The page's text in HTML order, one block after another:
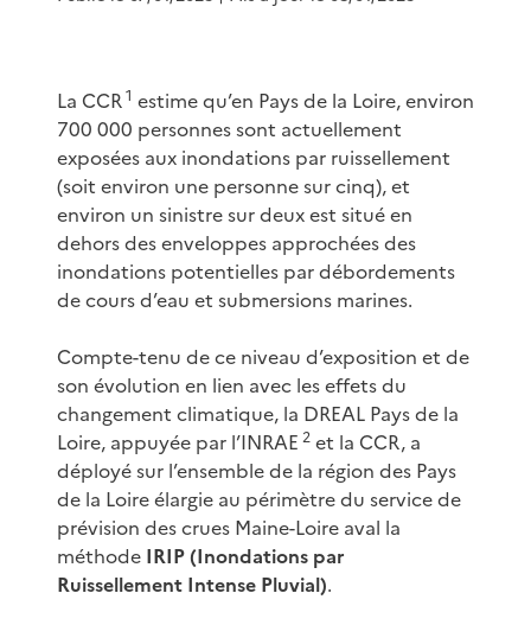
La CCR1 estime qu’en Pays de la Loire, environ
700 000 personnes sont actuellement
exposées aux inondations par ruissellement
(soit environ une personne sur cinq), et
environ un sinistre sur deux est situé en
dehors des enveloppes approchées des
inondations potentielles par débordements
de cours d’eau et submersions marines.
Compte-tenu de ce niveau d’exposition et de
son évolution en lien avec les effets du
changement climatique, la DREAL Pays de la
Loire, appuyée par l’INRAE 2 et la CCR, a
déployé sur l’ensemble de la région des Pays
de la Loire élargie au périmètre du service de
prévision des crues Maine-Loire aval la
méthode IRIP (Inondations par
Ruissellement Intense Pluvial).